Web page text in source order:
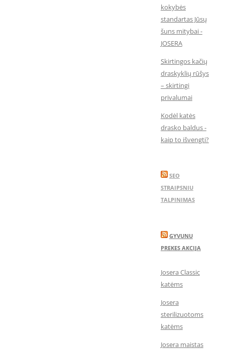
kokybės
standartas Jūsų
šuns mitybai -
JOSERA
Skirtingos kačių
draskyklių rūšys
– skirtingi
privalumai
Kodėl katės
drasko baldus -
kaip to išvengti?
SEO
STRAIPSNIU
TALPINIMAS
GYVUNU
PREKES AKCIJA
Josera Classic
katėms
Josera
sterilizuotoms
katėms
Josera maistas